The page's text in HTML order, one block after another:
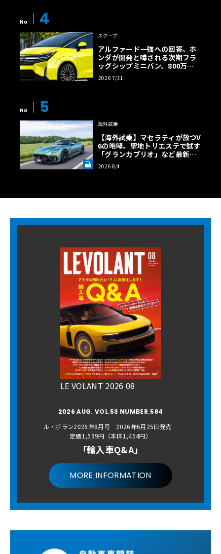
No 4
スクープ
アルファード一強への回答。ホ
ンダが開発と噂される次期フラ
ッグシップミニバン、800万円
超の勝算【予想CG】
2026 7/31
No 5
海外試乗
【海外試乗】マセラティが放つV
6の咆哮。聖地トリエステで試す
「グランカブリオ」など最新ト
ロフェオ3台の官能評価《LE VO
LANT LAB》
2026 8/4
LE VOLANT 2026 08
2026 AUG. VOL.53 NUMBER.584
ル・ボラン2026年8月号 2026年6月25日発売
定価1,599円（本体1,454円）
「輸入車Q&A」
MORE INFORMATION